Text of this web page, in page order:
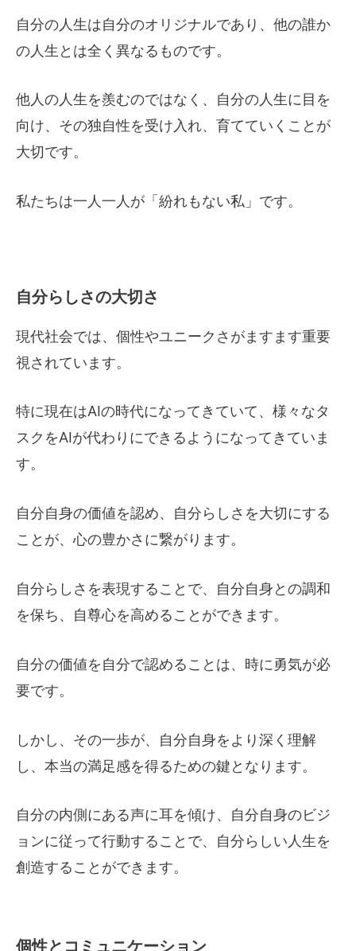
自分の人生は自分のオリジナルであり、他の誰か
の人生とは全く異なるものです。
他人の人生を羨むのではなく、自分の人生に目を
向け、その独自性を受け入れ、育てていくことが
大切です。
私たちは一人一人が「紛れもない私」です。
自分らしさの大切さ
現代社会では、個性やユニークさがますます重要
視されています。
特に現在はAIの時代になってきていて、様々なタ
スクをAIが代わりにできるようになってきていま
す。
自分自身の価値を認め、自分らしさを大切にする
ことが、心の豊かさに繋がります。
自分らしさを表現することで、自分自身との調和
を保ち、自尊心を高めることができます。
自分の価値を自分で認めることは、時に勇気が必
要です。
しかし、その一歩が、自分自身をより深く理解
し、本当の満足感を得るための鍵となります。
自分の内側にある声に耳を傾け、自分自身のビジ
ョンに従って行動することで、自分らしい人生を
創造することができます。
個性とコミュニケーション